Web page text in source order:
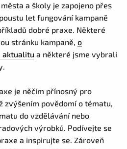
a školy je zapojeno přes
let fungování kampaně
dobré praxe. Některé
stránku kampaně, o
aktualitu a některé jsme vybrali
je něčím přínosný pro
zvýšením povědomí o tématu,
do vzdělávání nebo
výrobků. Podívejte se
a inspirujte se. Zároveň